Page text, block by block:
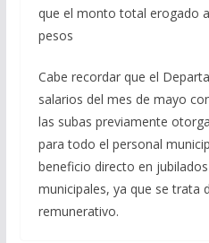
que el monto total erogado
pesos
Cabe recordar que el
salarios del mes de mayo
las subas previamente
para todo el personal
beneficio directo en
municipales, ya que se trata
remunerativo.